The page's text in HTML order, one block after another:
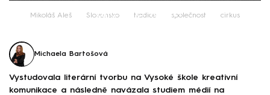
Failed to fetch
Mikoláš Aleš Slovensko tradice společnost cirkus
Michaela Bartošová
Vystudovala literární tvorbu na Vysoké škole kreativní
komunikace a následně navázala studiem médií na